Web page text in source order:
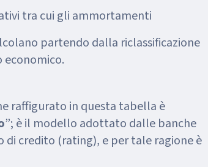
tra cui gli ammortamenti
partendo dalla riclassificazione
raffigurato in questa tabella è
”; è il modello adottato dalle banche
credito (rating), e per tale ragione è